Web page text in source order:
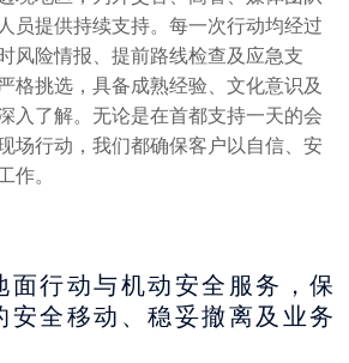
员提供持续支持。每一次行动均经过
险情报、提前路线检查及应急支
格挑选，具备成熟经验、文化意识及
入了解。无论是在首都支持一天的会
场行动，我们都确保客户以自信、安
作。
面行动与机动安全服务，保
安全移动、稳妥撤离及业务